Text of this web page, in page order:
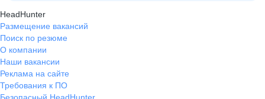
HeadHunter
Размещение вакансий
Поиск по резюме
О компании
Наши вакансии
Реклама на сайте
Требования к ПО